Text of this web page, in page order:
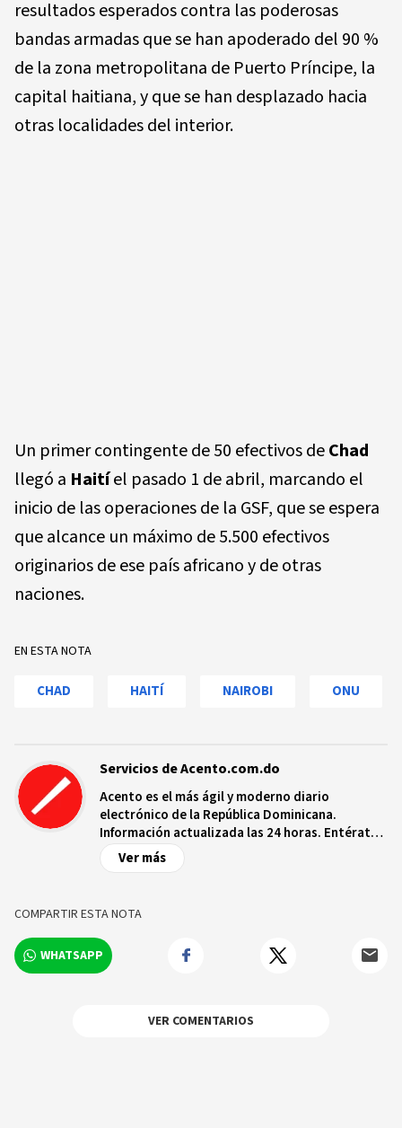
resultados esperados contra las poderosas
bandas armadas que se han apoderado del 90 %
de la zona metropolitana de Puerto Príncipe, la
capital haitiana, y que se han desplazado hacia
otras localidades del interior.
Un primer contingente de 50 efectivos deChad
llegó a Haitíel pasado 1 de abril, marcando el
inicio de las operaciones de la GSF, que se espera
que alcance un máximo de 5.500 efectivos
originarios de ese país africano y de otras
naciones.
EN ESTA NOTA
CHAD HAITÍ NAIROBI ONU
Servicios de Acento.com.do
Acento es el más ágil y moderno diario
electrónico de la República Dominicana.
Información actualizada las 24 horas. Entérate
de las noticias y sucesos más importantes a
nivel nacional e internacional, videos y fotos
Ver más
COMPARTIR ESTA NOTA
WHATSAPP
VER COMENTARIOS